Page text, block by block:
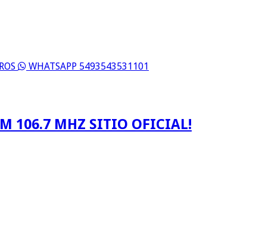
WHATSAPP 5493543531101
106.7 MHZ SITIO OFICIAL!